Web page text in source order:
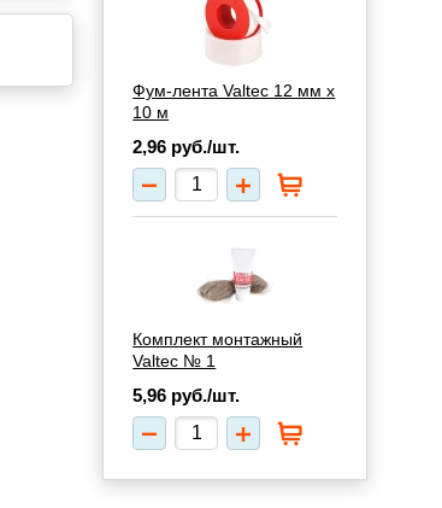
Фум-лента Valtec 12 мм х
10 м
2,96 руб./шт.
Комплект монтажный
Valtec № 1
5,96 руб./шт.